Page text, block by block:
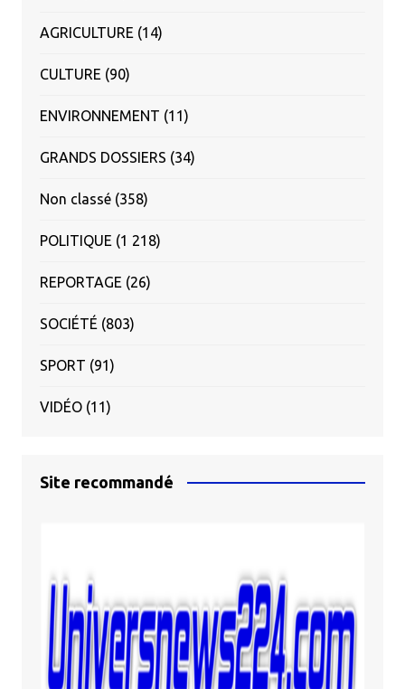
AGRICULTURE (14)
CULTURE (90)
ENVIRONNEMENT (11)
GRANDS DOSSIERS (34)
Non classé(358)
POLITIQUE (1 218)
REPORTAGE (26)
SOCIÉTÉ (803)
SPORT (91)
VIDÉO(11)
Site recommandé